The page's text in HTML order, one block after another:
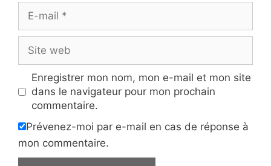
mail
web
Enregistrer mon nom, mon e-mail et mon site
dans le navigateur pour mon prochain
commentaire.
Prévenez-moi par e-mail en cas de réponse à
mon commentaire.